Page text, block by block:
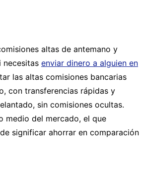
altas de antemano y
necesitas enviar dinero a alguien en
las altas comisiones bancarias
con transferencias rápidas y
sin comisiones ocultas.
medio del mercado, el que
significar ahorrar en comparación